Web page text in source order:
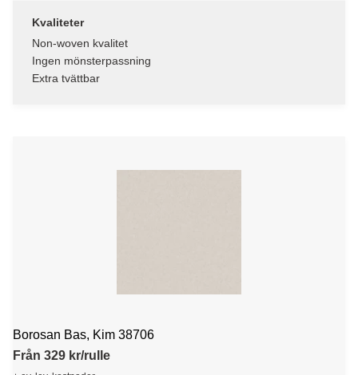
Kvaliteter
Non-woven kvalitet
Ingen mönsterpassning
Extra tvättbar
Borosan Bas, Kim 38706
Från 329 kr/rulle